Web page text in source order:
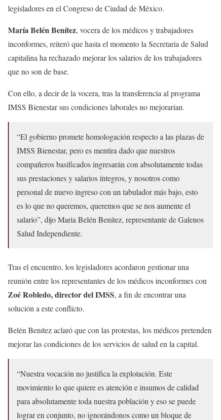
legisladores en el Congreso de Ciudad de México.
María Belén Benítez, vocera de los médicos y trabajadores
inconformes, reiteró que hasta el momento la Secretaría de Salud
capitalina ha rechazado mejorar los salarios de los trabajadores
que no son de base.
Con ello, a decir de la vocera, tras la transferencia al programa
IMSS Bienestar sus condiciones laborales no mejorarían.
“El gobierno promete homologación respecto a las plazas de
IMSS Bienestar, pero es mentira dado que nuestros
compañeros basificados ingresarán con absolutamente todas
sus prestaciones y salarios íntegros, y nosotros como
personal de nuevo ingreso con un tabulador más bajo, esto
es lo que no queremos, queremos que se nos aumente el
salario”, dijo Maria Belén Benítez, representante de Galenos
Salud Independiente.
Tras el encuentro, los legisladores acordaron gestionar una
reunión entre los representantes de los médicos inconformes con
Zoé Robledo, director del IMSS, a fin de encontrar una
solución a este conflicto.
Belén Benítez aclaró que con las protestas, los médicos pretenden
mejorar las condiciones de los servicios de salud en la capital.
“Nuestra vocación no justifica la explotación. Este
movimiento lo que quiere es atención e insumos de calidad
para absolutamente toda nuestra población y eso se puede
lograr en conjunto, no ignorándonos como un bloque de